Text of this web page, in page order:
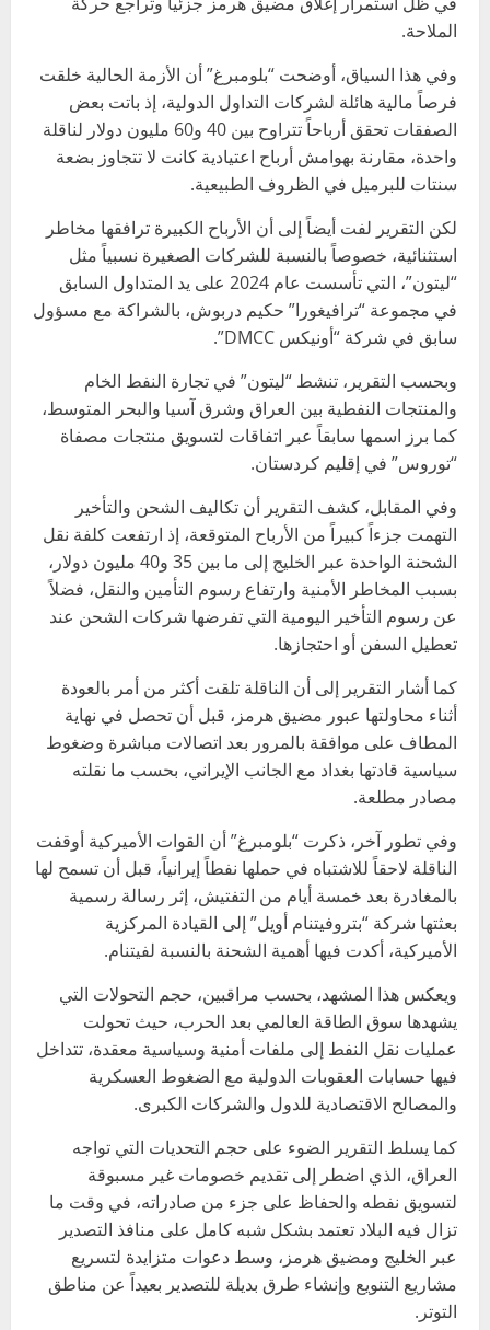
الملاحة.
وفي هذا السياق، أوضحت “بلومبرغ” أن الأزمة الحالية خلقت
فرصاً مالية هائلة لشركات التداول الدولية، إذ باتت بعض
الصفقات تحقق أرباحاً تتراوح بين 40 و60 مليون دولار لناقلة
واحدة، مقارنة بهوامش أرباح اعتيادية كانت لا تتجاوز بضعة
سنتات للبرميل في الظروف الطبيعية.
لكن التقرير لفت أيضاً إلى أن الأرباح الكبيرة ترافقها مخاطر
استثنائية، خصوصاً بالنسبة للشركات الصغيرة نسبياً مثل
“ليتون”، التي تأسست عام 2024 على يد المتداول السابق
في مجموعة “ترافيغورا” حكيم دربوش، بالشراكة مع مسؤول
سابق في شركة “أونيكس DMCC”.
وبحسب التقرير، تنشط “ليتون” في تجارة النفط الخام
والمنتجات النفطية بين العراق وشرق آسيا والبحر المتوسط،
كما برز اسمها سابقاً عبر اتفاقات لتسويق منتجات مصفاة
“توروس” في إقليم كردستان.
وفي المقابل، كشف التقرير أن تكاليف الشحن والتأخير
التهمت جزءاً كبيراً من الأرباح المتوقعة، إذ ارتفعت كلفة نقل
الشحنة الواحدة عبر الخليج إلى ما بين 35 و40 مليون دولار،
بسبب المخاطر الأمنية وارتفاع رسوم التأمين والنقل، فضلاً
عن رسوم التأخير اليومية التي تفرضها شركات الشحن عند
تعطيل السفن أو احتجازها.
كما أشار التقرير إلى أن الناقلة تلقت أكثر من أمر بالعودة
أثناء محاولتها عبور مضيق هرمز، قبل أن تحصل في نهاية
المطاف على موافقة بالمرور بعد اتصالات مباشرة وضغوط
سياسية قادتها بغداد مع الجانب الإيراني، بحسب ما نقلته
مصادر مطلعة.
وفي تطور آخر، ذكرت “بلومبرغ” أن القوات الأميركية أوقفت
الناقلة لاحقاً للاشتباه في حملها نفطاً إيرانياً، قبل أن تسمح لها
بالمغادرة بعد خمسة أيام من التفتيش، إثر رسالة رسمية
بعثتها شركة “بتروفيتنام أويل” إلى القيادة المركزية
الأميركية، أكدت فيها أهمية الشحنة بالنسبة لفيتنام.
ويعكس هذا المشهد، بحسب مراقبين، حجم التحولات التي
يشهدها سوق الطاقة العالمي بعد الحرب، حيث تحولت
عمليات نقل النفط إلى ملفات أمنية وسياسية معقدة، تتداخل
فيها حسابات العقوبات الدولية مع الضغوط العسكرية
والمصالح الاقتصادية للدول والشركات الكبرى.
كما يسلط التقرير الضوء على حجم التحديات التي تواجه
العراق، الذي اضطر إلى تقديم خصومات غير مسبوقة
لتسويق نفطه والحفاظ على جزء من صادراته، في وقت ما
تزال فيه البلاد تعتمد بشكل شبه كامل على منافذ التصدير
عبر الخليج ومضيق هرمز، وسط دعوات متزايدة لتسريع
مشاريع التنويع وإنشاء طرق بديلة للتصدير بعيداً عن مناطق
التوتر.